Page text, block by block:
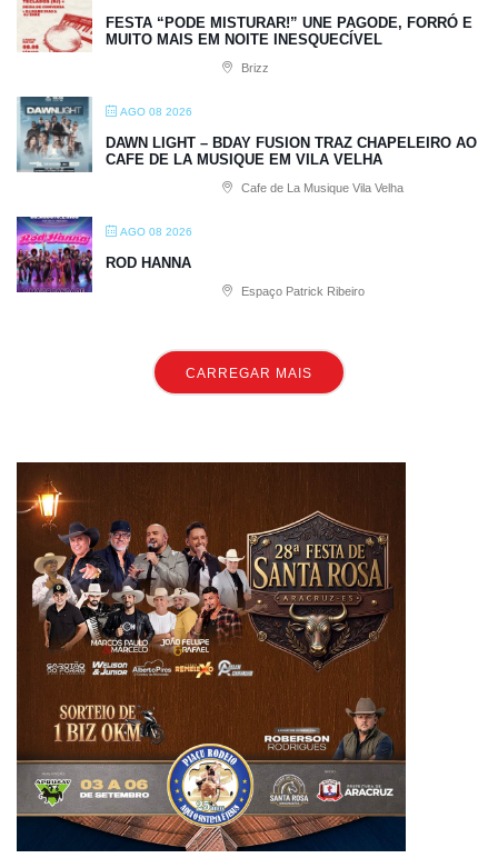
FESTA “PODE MISTURAR!” UNE PAGODE, FORRÓ E
MUITO MAIS EM NOITE INESQUECÍVEL
Brizz
AGO 08 2026
DAWN LIGHT – BDAY FUSION TRAZ CHAPELEIRO AO
CAFE DE LA MUSIQUE EM VILA VELHA
Cafe de La Musique Vila Velha
AGO 08 2026
ROD HANNA
Espaço Patrick Ribeiro
CARREGAR MAIS